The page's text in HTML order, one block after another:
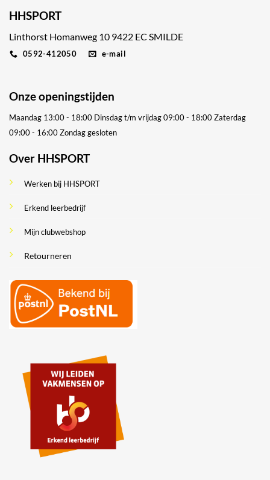
HHSPORT
Linthorst Homanweg 10 9422 EC SMILDE
0592-412050 e-mail
Onze openingstijden
Maandag 13:00 - 18:00 Dinsdag t/m vrijdag 09:00 - 18:00Zaterdag
09:00 - 16:00Zondag gesloten
Over HHSPORT
Werken bij HHSPORT
Erkend leerbedrijf
Mijn clubwebshop
Retourneren